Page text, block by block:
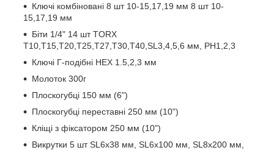
Ключі комбіновані 8 шт 10-15,17,19 мм 8 шт 10-
15,17,19 мм
Біти 1/4" 14 шт TORX
T10,T15,T20,T25,T27,T30,T40,SL3,4,5,6 мм, PH1,2,3
Ключі Г-подібні HEX 1.5,2,3 мм
Молоток 300г
Плоскогубці 150 мм (6")
Плоскогубці переставні 250 мм (10")
Кліщі з фіксатором 250 мм (10")
Викрутки 5 шт SL6x38 мм, SL6x100 мм, SL8x200 мм,